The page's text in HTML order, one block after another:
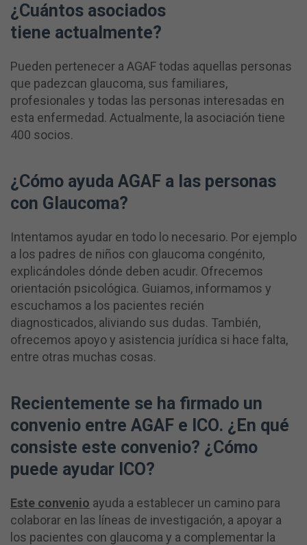
¿Cuántos asociados
tiene actualmente?
Pueden pertenecer a AGAF todas aquellas personas
que padezcan glaucoma, sus familiares,
profesionales y todas las personas interesadas en
esta enfermedad. Actualmente, la asociación tiene
400 socios.
¿Cómo ayuda AGAF a las personas
con Glaucoma?
Intentamos ayudar en todo lo necesario. Por ejemplo
a los padres de niños con glaucoma congénito,
explicándoles dónde deben acudir. Ofrecemos
orientación psicológica. Guiamos, informamos y
escuchamos a los pacientes recién
diagnosticados, aliviando sus dudas. También,
ofrecemos apoyo y asistencia jurídica si hace falta,
entre otras muchas cosas.
Recientemente se ha firmado un
convenio entre AGAF e ICO. ¿En qué
consiste este convenio? ¿Cómo
puede ayudar ICO?
Este convenio ayuda a establecer un camino para
colaborar en las líneas de investigación, a apoyar a
los pacientes con glaucoma y a complementar la